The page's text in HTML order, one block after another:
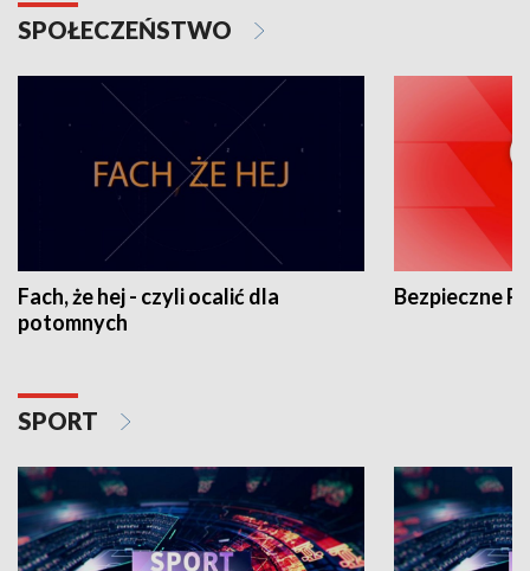
SPOŁECZEŃSTWO
Fach, że hej - czyli ocalić dla
potomnych
Bezpieczne
SPORT